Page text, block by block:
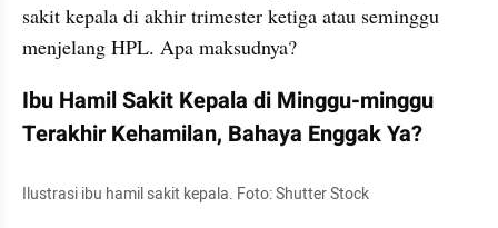
sakit kepala di akhir trimester ketiga atau seminggu
menjelang HPL. Apa maksudnya?
Ibu Hamil Sakit Kepala di Minggu-minggu
Terakhir Kehamilan, Bahaya Enggak Ya?
Ilustrasi ibu hamil sakit kepala. Foto: Shutter Stock